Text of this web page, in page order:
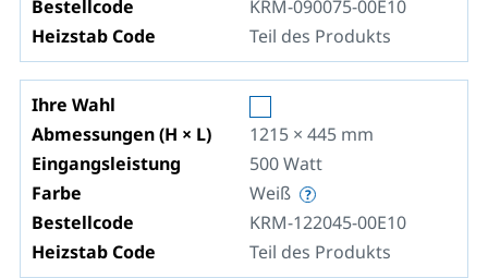
Bestellcode
KRM-090075-00E10
Heizstab Code
Teil des Produkts
Ihre Wahl
Abmessungen (H × L)
1215 × 445 mm
Eingangsleistung
500Watt
Farbe
Weiß
Bestellcode
KRM-122045-00E10
Heizstab Code
Teil des Produkts